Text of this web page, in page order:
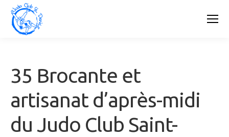
35 Brocante et
artisanat d’après-midi
du Judo Club Saint-